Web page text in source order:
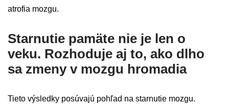
atrofia mozgu.
Starnutie pamäte nie je len o
veku. Rozhoduje aj to, ako dlho
sa zmeny v mozgu hromadia
Tieto výsledky posúvajú pohľad na starnutie mozgu.